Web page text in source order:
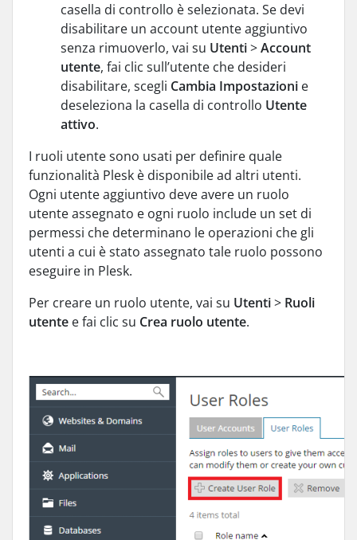
casella di controllo è selezionata. Se devi
disabilitare un account utente aggiuntivo
senza rimuoverlo, vai su Utenti>Account
utente, fai clic sull’utente che desideri
disabilitare, scegli Cambia Impostazioni e
deseleziona la casella di controllo Utente
attivo.
I ruoli utente sono usati per definire quale
funzionalità Plesk è disponibile ad altri utenti.
Ogni utente aggiuntivo deve avere un ruolo
utente assegnato e ogni ruolo include un set di
permessi che determinano le operazioni che gli
utenti a cui è stato assegnato tale ruolo possono
eseguire in Plesk.
Per creare un ruolo utente, vai su Utenti> Ruoli
utente e fai clic su Crea ruolo utente.